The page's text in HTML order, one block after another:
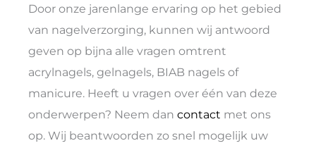
Door onze jarenlange ervaring op het gebied
van nagelverzorging, kunnen wij antwoord
geven op bijna alle vragen omtrent
acrylnagels, gelnagels, BIAB nagels of
manicure. Heeft u vragen over één van deze
onderwerpen? Neem dan contact met ons
op. Wij beantwoorden zo snel mogelijk uw